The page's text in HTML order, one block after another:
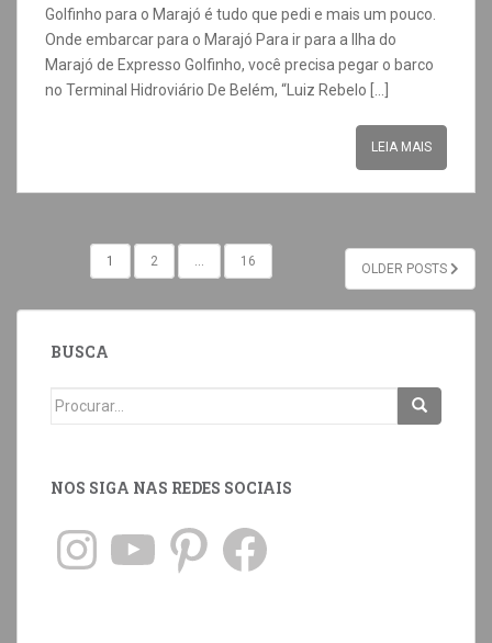
Golfinho para o Marajó é tudo que pedi e mais um pouco.
Onde embarcar para o Marajó Para ir para a Ilha do
Marajó de Expresso Golfinho, você precisa pegar o barco
no Terminal Hidroviário De Belém, “Luiz Rebelo […]
LEIA MAIS
1 2 … 16 OLDER POSTS
BUSCA
NOS SIGA NAS REDES SOCIAIS